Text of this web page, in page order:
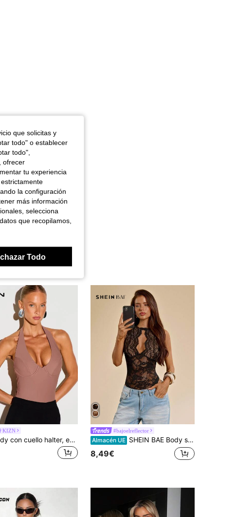
arena, Cintura: 63 cm / 25 in, Color: Negro, Talla: XS
KIZN
KIZN Body con cuello halter, escote profundo, soporte de busto con aros y detalle de espalda abierta, perfecto para salir de noche
#bajoelreflector
Almacén UE SHEIN BAE Body sin mangas negro con recortes calados y encaje transparente sexy para mujeres, minimalista, elegante, sexy y romántico, adecuado para usar por capas, citas, fiestas, primavera/verano
8,49€
que solicitas y
todo" o establecer
todo",
ofrecer
tu experiencia
la configuración
más información
selecciona
que recopilamos,
Todo